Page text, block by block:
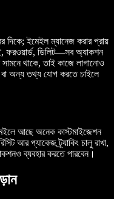
দিকে; ইমেইল ম্যানেজ করার প্রায়
ফরওয়ার্ড, ডিলিট—সব অ্যাকশন
থাকে, তাই কাজে লাগানোও
অন্য তথ্য যোগ করতে চাইলে
আছে অনেক কাস্টমাইজেশন
আর প্যাকেজ ট্র্যাকিং চালু রাখা,
ব্যবহার করতে পারবেন।